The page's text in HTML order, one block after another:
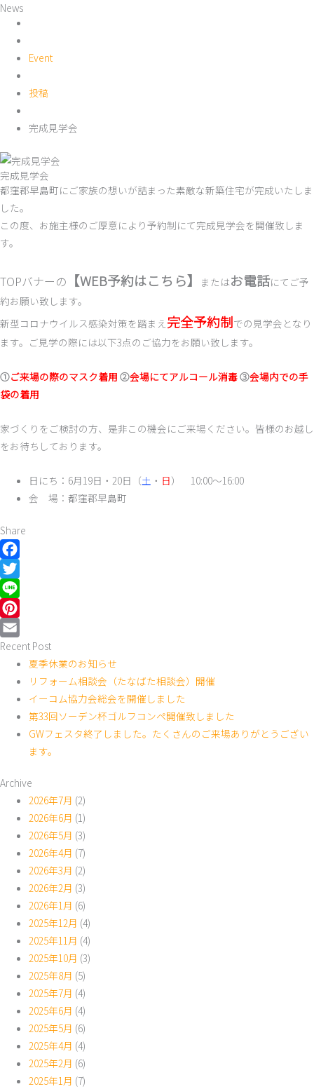
News
Event
投稿
完成見学会
完成見学会
都窪郡早島町にご家族の想いが詰まった素敵な新築住宅が完成いたしま
した。
この度、お施主様のご厚意により予約制にて完成見学会を開催致しま
す。
TOPバナーの 【WEB予約はこちら】 またはお電話にてご予
約お願い致します。
新型コロナウイルス感染対策を踏まえ 完全予約制での見学会となり
ます。ご見学の際には以下3点のご協力をお願い致します。
①ご来場の際のマスク着用 ②会場にてアルコール消毒③会場内での手
袋の着用
家づくりをご検討の方、是非この機会にご来場ください。皆様のお越し
をお待ちしております。
日にち：6月19日・20日（土 ・ 日） 10:00～16:00
会 場：都窪郡早島町
Share
Facebook
Twitter
Line
Pinterest
Email
Recent Post
夏季休業のお知らせ
リフォーム相談会（たなばた相談会）開催
イーコム協力会総会を開催しました
第33回ソーデン杯ゴルフコンペ開催致しました
GWフェスタ終了しました。たくさんのご来場ありがとうござい
ます。
Archive
2026年7月 (2)
2026年6月 (1)
2026年5月 (3)
2026年4月 (7)
2026年3月 (2)
2026年2月 (3)
2026年1月 (6)
2025年12月 (4)
2025年11月 (4)
2025年10月 (3)
2025年8月 (5)
2025年7月 (4)
2025年6月 (4)
2025年5月 (6)
2025年4月 (4)
2025年2月 (6)
2025年1月 (7)